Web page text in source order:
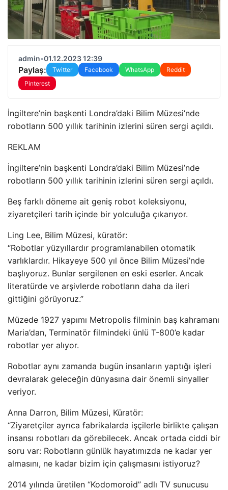
admin•01.12.2023 12:39
Paylaş: Twitter Facebook WhatsApp
Reddit
Pinterest
İngiltere’nin başkenti Londra’daki Bilim Müzesi’nde
robotların 500 yıllık tarihinin izlerini süren sergi açıldı.
REKLAM
İngiltere’nin başkenti Londra’daki Bilim Müzesi’nde
robotların 500 yıllık tarihinin izlerini süren sergi açıldı.
Beş farklı döneme ait geniş robot koleksiyonu,
ziyaretçileri tarih içinde bir yolculuğa çıkarıyor.
Ling Lee, Bilim Müzesi, küratör:
“Robotlar yüzyıllardır programlanabilen otomatik
varlıklardır. Hikayeye 500 yıl önce Bilim Müzesi’nde
başlıyoruz. Bunlar sergilenen en eski eserler. Ancak
literatürde ve arşivlerde robotların daha da ileri
gittiğini görüyoruz.”
Müzede 1927 yapımı Metropolis filminin baş kahramanı
Maria’dan, Terminatör filmindeki ünlü T-800’e kadar
robotlar yer alıyor.
Robotlar aynı zamanda bugün insanların yaptığı işleri
devralarak geleceğin dünyasına dair önemli sinyaller
veriyor.
Anna Darron, Bilim Müzesi, Küratör:
“Ziyaretçiler ayrıca fabrikalarda işçilerle birlikte çalışan
insansı robotları da görebilecek. Ancak ortada ciddi bir
soru var: Robotların günlük hayatımızda ne kadar yer
almasını, ne kadar bizim için çalışmasını istiyoruz?
2014 yılında üretilen “Kodomoroid” adlı TV sunucusu